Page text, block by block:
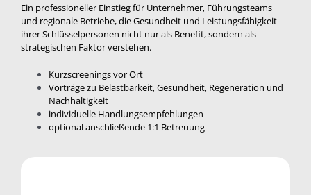
Ein professioneller Einstieg für Unternehmer, Führungsteams
und regionale Betriebe, die Gesundheit und Leistungsfähigkeit
ihrer Schlüsselpersonen nicht nur als Benefit, sondern als
strategischen Faktor verstehen.
Kurzscreenings vor Ort
Vorträge zu Belastbarkeit, Gesundheit, Regeneration und
Nachhaltigkeit
individuelle Handlungsempfehlungen
optional anschließende 1:1 Betreuung